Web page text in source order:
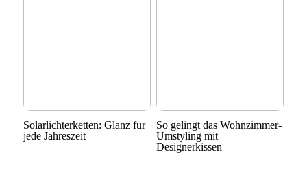
Solarlichterketten: Glanz für
jede Jahreszeit
So gelingt das Wohnzimmer-
Umstyling mit
Designerkissen